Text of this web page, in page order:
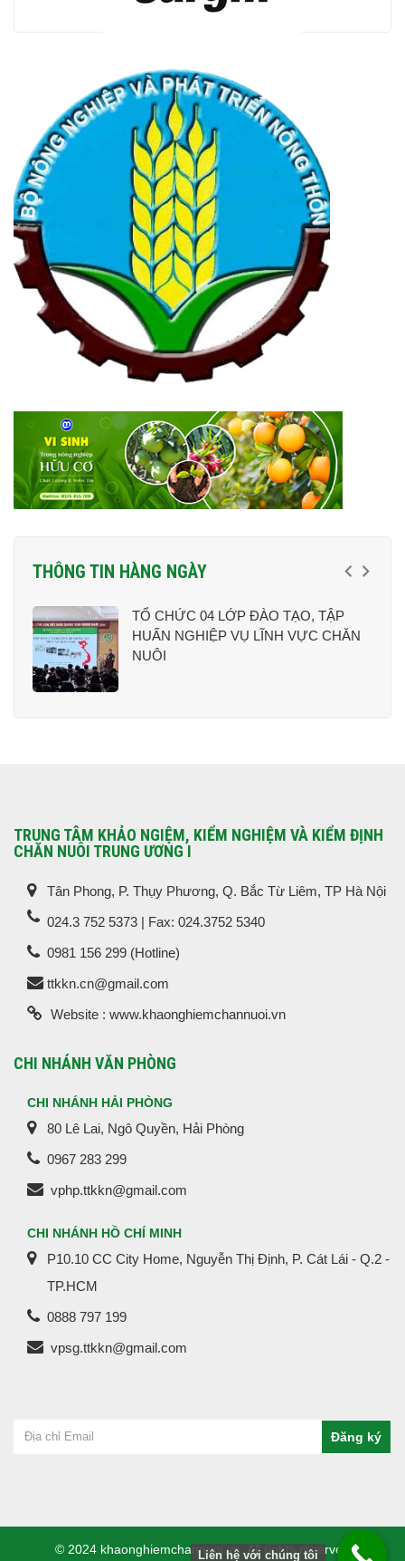
THÔNG TIN HÀNG NGÀY
TỔ CHỨC 04 LỚP ĐÀO TẠO, TẬP
HUẤN NGHIỆP VỤ LĨNH VỰC CHĂN
NUÔI
TRUNG TÂM KHẢO NGIỆM, KIỂM NGHIỆM VÀ KIỂM ĐỊNH
CHĂN NUÔI TRUNG ƯƠNG I
Tân Phong, P. Thụy Phương, Q. Bắc Từ Liêm, TP Hà Nội
024.3 752 5373 | Fax: 024.3752 5340
0981 156 299 (Hotline)
ttkkn.cn@gmail.com
Website : www.khaonghiemchannuoi.vn
CHI NHÁNH VĂN PHÒNG
CHI NHÁNH HẢI PHÒNG
80 Lê Lai, Ngô Quyền, Hải Phòng
0967 283 299
vphp.ttkkn@gmail.com
CHI NHÁNH HỒ CHÍ MINH
P10.10 CC City Home, Nguyễn Thị Định, P. Cát Lái - Q.2 -
TP.HCM
0888 797 199
vpsg.ttkkn@gmail.com
© 2024 khaonghiemchannuoi.vn. All rights reserved
Liên hệ với chúng tôi